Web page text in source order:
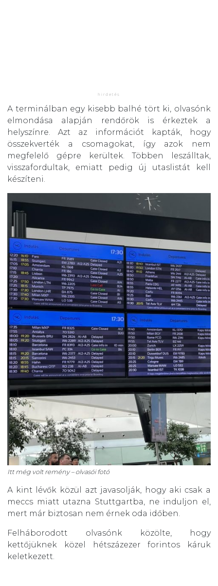
A terminálban egy kisebb balhé tört ki, olvasónk
elmondása alapján rendőrök is érkeztek a
helyszínre. Azt az információt kapták, hogy
összekverték a csomagokat, így azok nem
megfelelő gépre kerültek. Többen leszálltak,
visszafordultak, emiatt pedig új utaslistát kell
készíteni.
Itt még volt remény – olvasói fotó
A kint lévők közül azt javasolják, hogy aki csak a
meccs miatt utazna Stuttgartba, ne induljon el,
mert már biztosan nem érnek oda időben.
Felháborodott olvasónk közölte, hogy
kettőjüknek közel hétszázezer forintos káruk
keletkezett.